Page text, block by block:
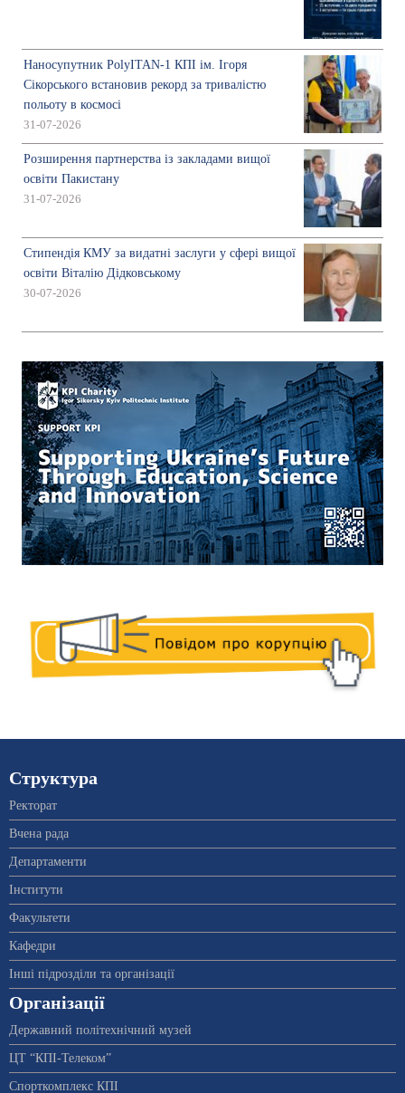
Наносупутник PolyITAN-1 КПІ ім. Ігоря
Сікорського встановив рекорд за тривалістю
польоту в космосі
31-07-2026
Розширення партнерства із закладами вищої
освіти Пакистану
31-07-2026
Стипендія КМУ за видатні заслуги у сфері вищої
освіти Віталію Дідковському
30-07-2026
Структура
Ректорат
Вчена рада
Департаменти
Інститути
Факультети
Кафедри
Інші підрозділи та організації
Організації
Державний політехнічний музей
ЦТ “КПІ-Телеком”
Спорткомплекс КПІ